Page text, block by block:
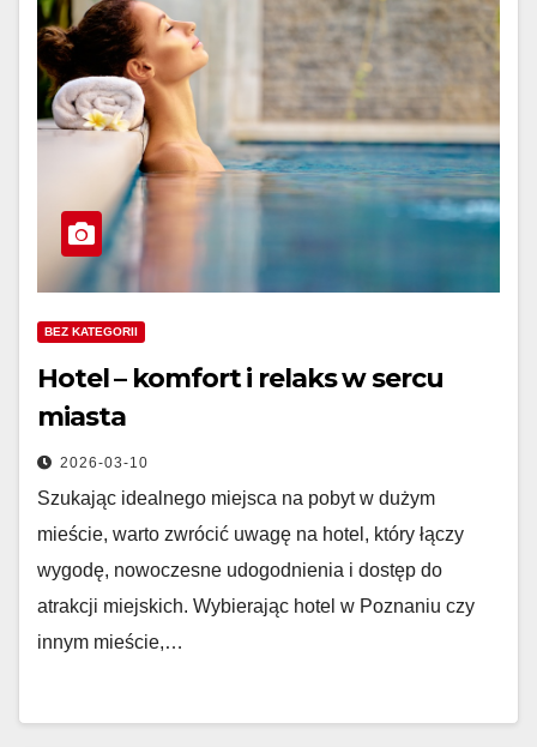
BEZ KATEGORII
Hotel – komfort i relaks w sercu
miasta
2026-03-10
Szukając idealnego miejsca na pobyt w dużym
mieście, warto zwrócić uwagę na hotel, który łączy
wygodę, nowoczesne udogodnienia i dostęp do
atrakcji miejskich. Wybierając hotel w Poznaniu czy
innym mieście,…